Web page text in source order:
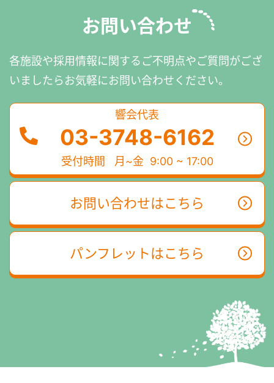
お問い合わせ
各施設や採用情報に関するご不明点やご質問がござ
いましたらお気軽にお問い合わせください。
響会代表
03-3748-6162
受付時間 月~金 9:00 ~ 17:00
パンフレットはこちら
お問い合わせはこちら